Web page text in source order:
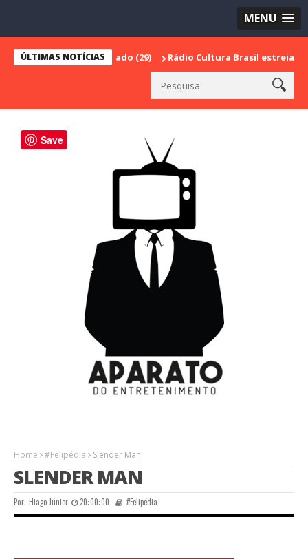
MENU
ÚLTIMAS NOTÍCIAS Rádio Cultura Brasil estreia série
Home #Felipédia Slender Man
SLENDER MAN
Por: Hiago Júnior 20:00:00 #Felipédia
Save